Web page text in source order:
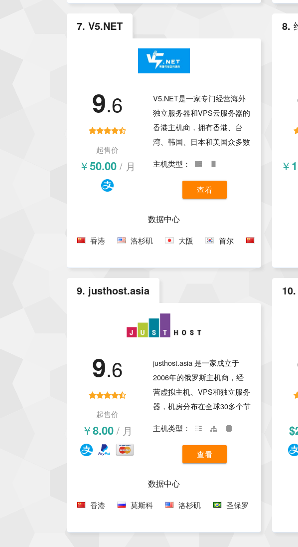
用户好评。
7. V5.NET
9.6
起售价
￥50.00 / 月
V5.NET是一家专门经营海外
独立服务器和VPS云服务器的
香港主机商，拥有香港、台
湾、韩国、日本和美国众多数
日本软银等多种线路，国内访
问延迟低、速度快。同时
V5.NET的主机产品配置起点
都比较高，但是价格却非常便
主机类型：
查看
数据中心
香港 洛杉矶 大阪 首尔
8.
￥
9. justhost.asia
9.6
起售价
￥8.00 / 月
justhost.asia 是一家成立于
2006年的俄罗斯主机商，经
营虚拟主机、VPS和独立服务
器，机房分布在全球30多个节
免费切换数据中心，价格非常
的便宜。想了解更多关于
justhost.asia的信息参考本文
测评。
主机类型：
查看
数据中心
香港 莫斯科 洛杉矶 圣保罗